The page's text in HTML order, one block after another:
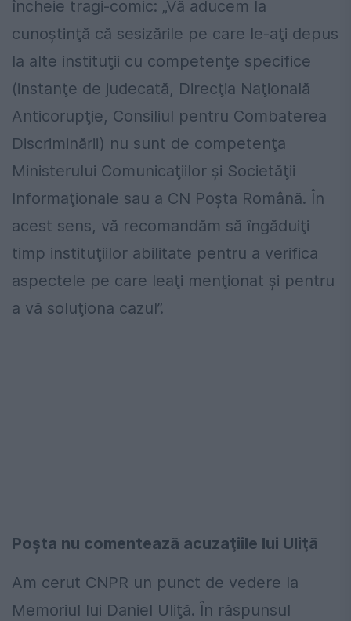
încheie tragi-comic: „Vă aducem la
cunoştinţă că sesizările pe care le-aţi depus
la alte instituţii cu competenţe specifice
(instanţe de judecată, Direcţia Naţională
Anticorupţie, Consiliul pentru Combaterea
Discriminării) nu sunt de competenţa
Ministerului Comunicaţiilor şi Societăţii
Informaţionale sau a CN Poşta Română. În
acest sens, vă recomandăm să îngăduiţi
timp instituţiilor abilitate pentru a verifica
aspectele pe care leaţi menţionat şi pentru
a vă soluţiona cazul”.
Poşta nu comentează acuzaţiile lui Uliţă
Am cerut CNPR un punct de vedere la
Memoriul lui Daniel Uliţă. În răspunsul